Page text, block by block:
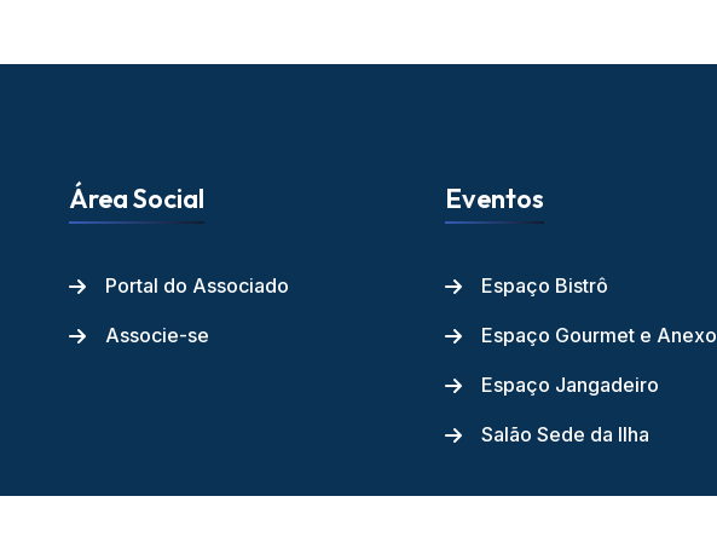
Área Social
Portal do Associado
Associe-se
Eventos
Espaço Bistrô
Espaço Gourmet e Anexo
Espaço Jangadeiro
Salão Sede da Ilha